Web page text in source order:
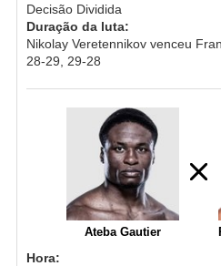
Decisão Dividida
Duração da luta:
Nikolay Veretennikov venceu
28-29, 29-28
Ateba Gautier
Hora: